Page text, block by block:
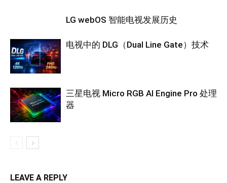
LG webOS 智能电视发展历史
电视中的 DLG（Dual Line Gate）技术
三星电视 Micro RGB AI Engine Pro 处理
器
LEAVE A REPLY